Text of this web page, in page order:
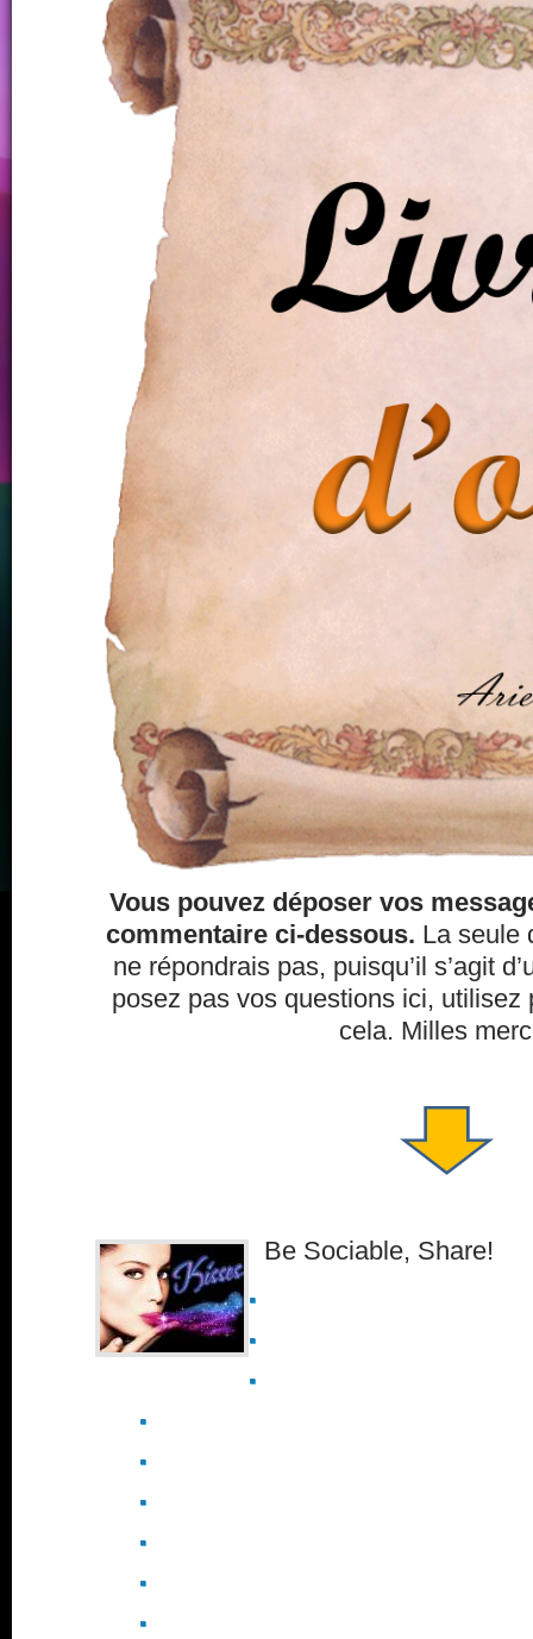
Vous pouvez déposer vos
commentaire ci-dessous. La seule
ne répondrais pas, puisqu’il s’agit
posez pas vos questions ici, utilisez
cela. Milles
Be Sociable, Share!